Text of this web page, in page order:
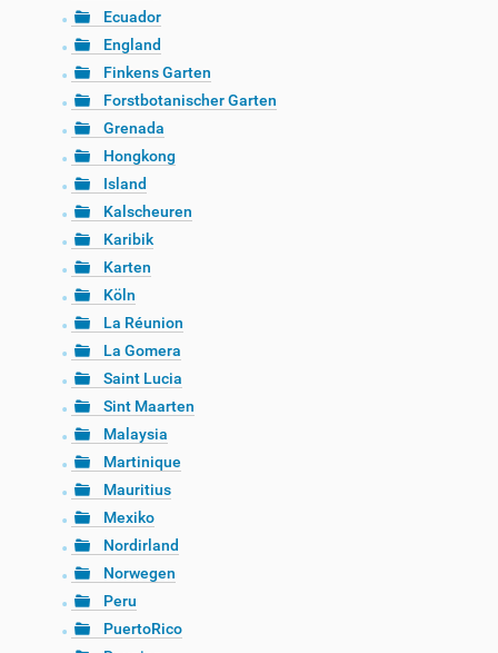
Ecuador
England
Finkens Garten
Forstbotanischer Garten
Grenada
Hongkong
Island
Kalscheuren
Karibik
Karten
Köln
La Réunion
La Gomera
Saint Lucia
Sint Maarten
Malaysia
Martinique
Mauritius
Mexiko
Nordirland
Norwegen
Peru
PuertoRico